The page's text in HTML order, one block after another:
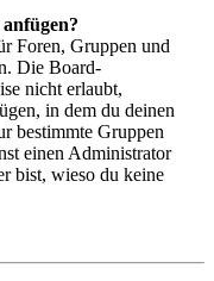
Foren, Gruppen und
Die Board-
nicht erlaubt,
in dem du deinen
bestimmte Gruppen
einen Administrator
bist, wieso du keine